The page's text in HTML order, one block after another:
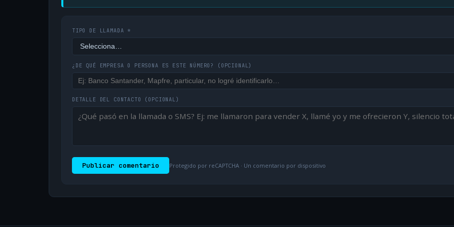
TIPO DE LLAMADA *
¿DE QUÉ EMPRESA O PERSONA ES ESTE NÚMERO? (OPCIONAL)
DETALLE DEL CONTACTO (OPCIONAL)
Publicar comentario Protegido por reCAPTCHA · Un comentario por dispositivo